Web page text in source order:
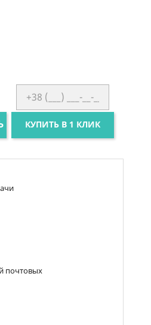
КУПИТЬ В 1 КЛИК
почтовых